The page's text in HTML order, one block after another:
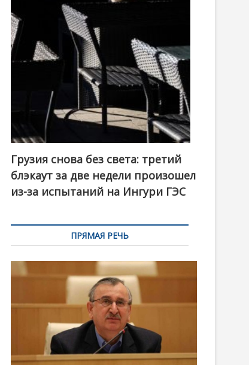
Грузия снова без света: третий
блэкаут за две недели произошел
из-за испытаний на Ингури ГЭС
ПРЯМАЯ РЕЧЬ